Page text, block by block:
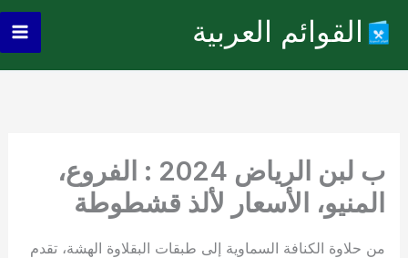
المحتوى
القوائم العربية
ب لبن الرياض 2024 : الفروع،
المنيو، الأسعار لألذ قشطوطة
من حلاوة الكنافة السماوية إلى طبقات البقلاوة الهشة، تقدم